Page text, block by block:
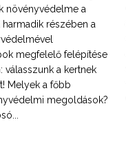
növényvédelme a
részében a
megfelelő felépítése
válasszunk a kertnek
Melyek a főbb
megoldások?